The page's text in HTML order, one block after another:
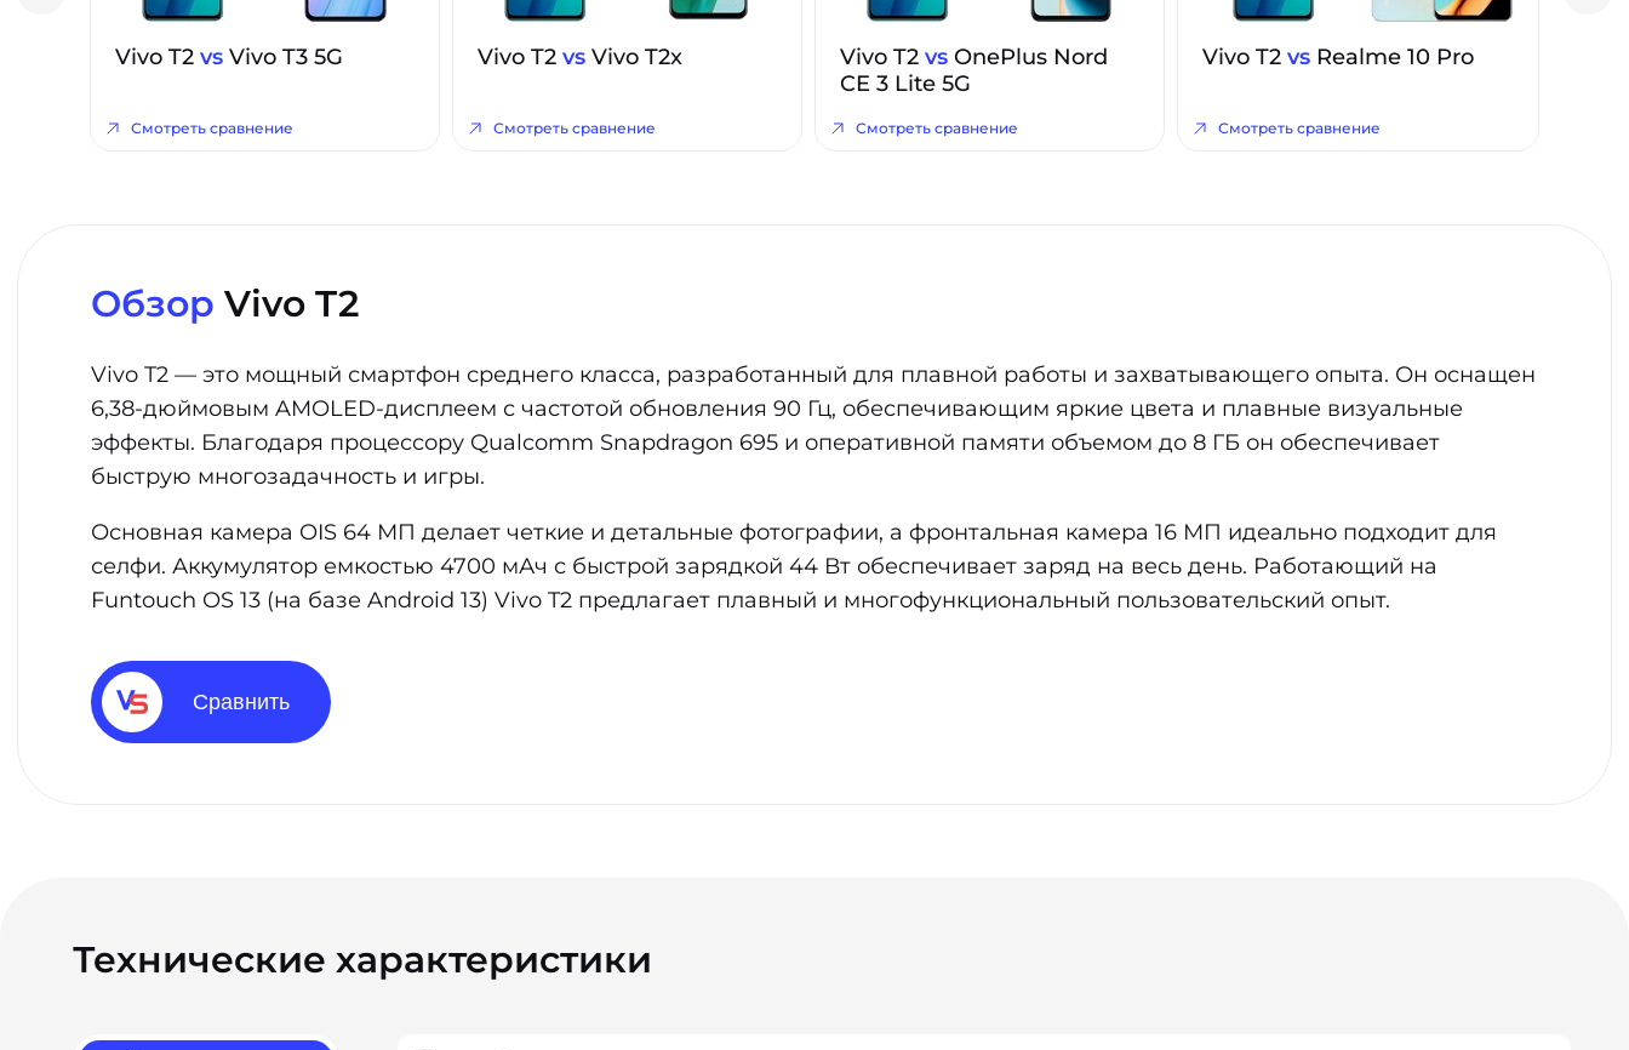
Vivo T2 vs Vivo T3 5G
Смотреть сравнение
Vivo T2 vs Vivo T2x
Смотреть сравнение
Vivo T2 vs OnePlus Nord
CE 3 Lite 5G
Смотреть сравнение
Vivo T2 vs Realme 10 Pro
Смотреть сравнение
Обзор Vivo T2
Vivo T2 — это мощный смартфон среднего класса, разработанный для плавной работы и захватывающего опыта. Он оснащен
6,38-дюймовым AMOLED-дисплеем с частотой обновления 90 Гц, обеспечивающим яркие цвета и плавные визуальные
эффекты. Благодаря процессору Qualcomm Snapdragon 695 и оперативной памяти объемом до 8 ГБ он обеспечивает
быструю многозадачность и игры.
Основная камера OIS 64 МП делает четкие и детальные фотографии, а фронтальная камера 16 МП идеально подходит для
селфи. Аккумулятор емкостью 4700 мАч с быстрой зарядкой 44 Вт обеспечивает заряд на весь день. Работающий на
Funtouch OS 13 (на базе Android 13) Vivo T2 предлагает плавный и многофункциональный пользовательский опыт.
Сравнить
Технические характеристики